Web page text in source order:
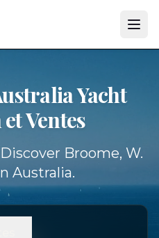
Yacht
Ventes
Broome, W.
Australia.